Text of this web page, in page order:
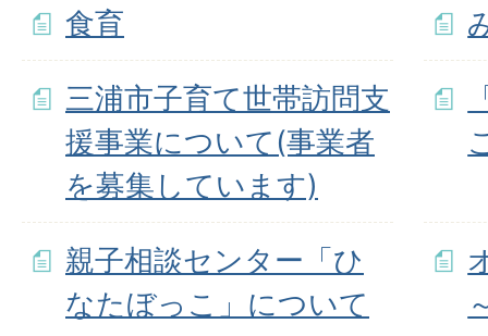
食育
三浦市子育て世帯訪問支
援事業について(事業者
を募集しています)
親子相談センター「ひ
なたぼっこ」について